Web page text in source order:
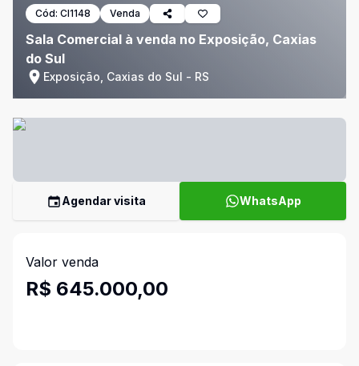
Cód: CI1148 Venda
Sala Comercial à venda no Exposição, Caxias
do Sul
Exposição, Caxias do Sul - RS
Agendar visita WhatsApp
Valor venda
R$ 645.000,00